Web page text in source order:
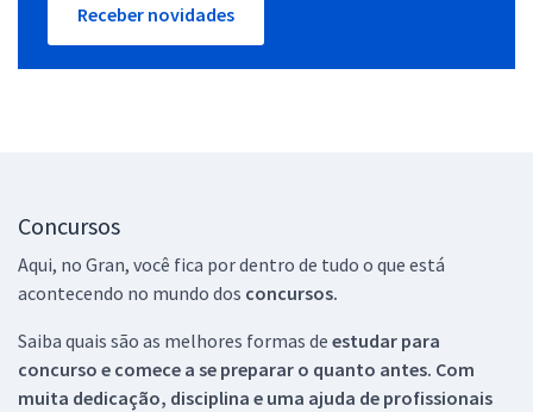
Receber novidades
Concursos
Aqui, no Gran, você fica por dentro de tudo o que está
acontecendo no mundo dos concursos.
Saiba quais são as melhores formas de estudar para
concurso e comece a se preparar o quanto antes. Com
muita dedicação, disciplina e uma ajuda de profissionais